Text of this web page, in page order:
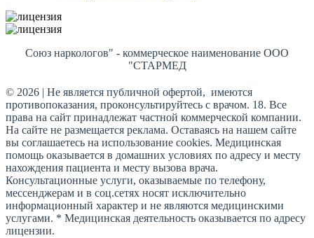
Союз наркологов" - коммерческое наименование ООО
"СТАРМЕД
© 2026 | Не является публичной офертой, имеются
противопоказания, проконсультируйтесь с врачом. 18. Все
права на сайт принадлежат частной коммерческой компании.
На сайте не размещается реклама. Оставаясь на нашем сайте
вы соглашаетесь на использование cookies. Медицинская
помощь оказывается в домашних условиях по адресу и месту
нахождения пациента и месту вызова врача.
Консультационные услуги, оказываемые по телефону,
мессенджерам и в соц.сетях носят исключительно
информационный характер и не являются медицинскими
услугами. * Медицинская деятельность оказывается по адресу
лицензии.